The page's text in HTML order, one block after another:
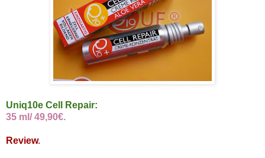
Uniq10e Cell Repair:
35 ml/ 49,90€.
Review.